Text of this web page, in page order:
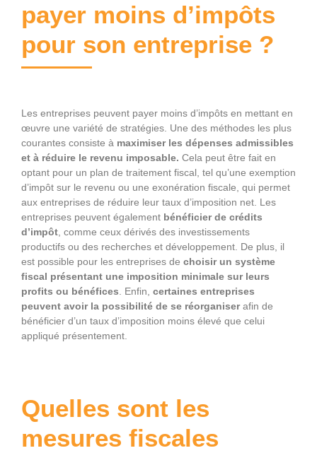
payer moins d’impôts
pour son entreprise ?
Les entreprises peuvent payer moins d’impôts en mettant en
œuvre une variété de stratégies. Une des méthodes les plus
courantes consiste à maximiser les dépenses admissibles
et à réduire le revenu imposable. Cela peut être fait en
optant pour un plan de traitement fiscal, tel qu’une exemption
d’impôt sur le revenu ou une exonération fiscale, qui permet
aux entreprises de réduire leur taux d’imposition net. Les
entreprises peuvent également bénéficier de crédits
d’impôt , comme ceux dérivés des investissements
productifs ou des recherches et développement. De plus, il
est possible pour les entreprises de choisir un système
fiscal présentant une imposition minimale sur leurs
profits ou bénéfices . Enfin, certaines entreprises
peuvent avoir la possibilité de se réorganiserafin de
bénéficier d’un taux d’imposition moins élevé que celui
appliqué présentement.
Quelles sont les
mesures fiscales